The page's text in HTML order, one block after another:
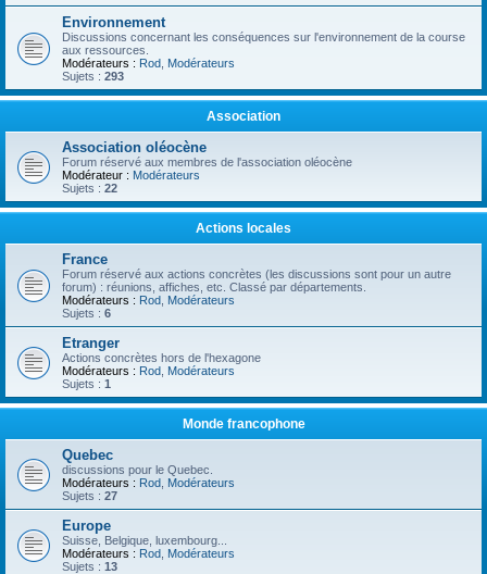
Environnement
Discussions concernant les conséquences sur l'environnement de la course
aux ressources.
Modérateurs : Rod Modérateurs
Sujets : 293
Association
Association oléocène
Forum réservé aux membres de l'association oléocène
Modérateur : Modérateurs
Sujets : 22
Actions locales
France
Forum réservé aux actions concrètes (les discussions sont pour un autre
forum) : réunions, affiches, etc. Classé par départements.
Modérateurs : Rod Modérateurs
Sujets : 6
Etranger
Actions concrètes hors de l'hexagone
Modérateurs : Rod Modérateurs
Sujets : 1
Monde francophone
Quebec
discussions pour le Quebec.
Modérateurs : Rod Modérateurs
Sujets : 27
Europe
Suisse, Belgique, luxembourg...
Modérateurs : Rod Modérateurs
Sujets : 13